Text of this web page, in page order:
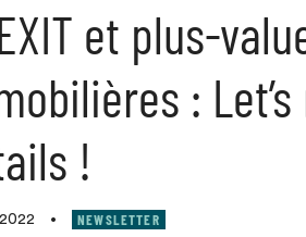
et plus-
:
!
• NEWSLETTER